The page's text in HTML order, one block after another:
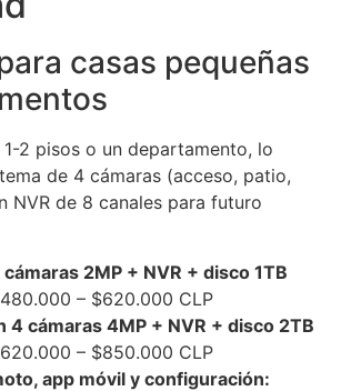
casas pequeñas
1-2 pisos o un departamento, lo
de 4 cámaras (acceso, patio,
NVR de 8 canales para futuro
2MP + NVR + disco 1TB
– $620.000 CLP
4 cámaras 4MP + NVR + disco 2TB
– $850.000 CLP
app móvil y configuración: